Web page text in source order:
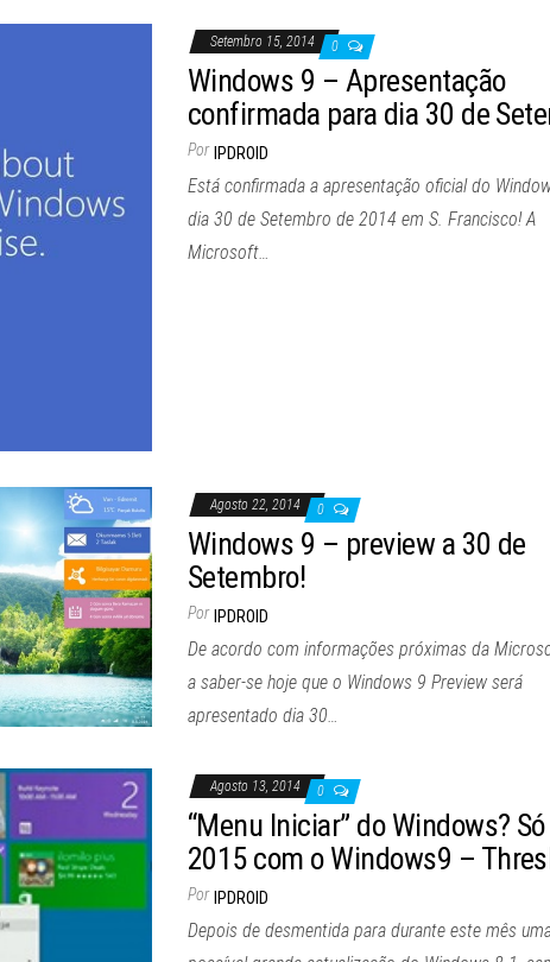
Setembro 15, 2014 0
Windows 9 – Apresentação
confirmada para dia 30 de
Por IPDROID
Está confirmada a apresentação oficial do
dia 30 de Setembro de 2014 em S. Francisco! A
Microsoft…
Agosto 22, 2014 0
Windows 9 – preview a 30 de
Setembro!
Por IPDROID
De acordo com informações próximas da
a saber-se hoje que o Windows 9 Preview será
apresentado dia 30…
Agosto 13, 2014 0
“Menu Iniciar” do Windows?
2015 com o Windows9 –
Por IPDROID
Depois de desmentida para durante este mês